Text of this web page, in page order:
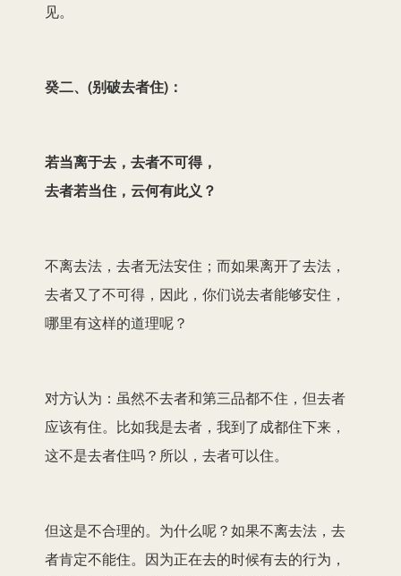
见。
癸二、(别破去者住)：
若当离于去，去者不可得，
去者若当住，云何有此义？
不离去法，去者无法安住；而如果离开了去法，
去者又了不可得，因此，你们说去者能够安住，
哪里有这样的道理呢？
对方认为：虽然不去者和第三品都不住，但去者
应该有住。比如我是去者，我到了成都住下来，
这不是去者住吗？所以，去者可以住。
但这是不合理的。为什么呢？如果不离去法，去
者肯定不能住。因为正在去的时候有去的行为，